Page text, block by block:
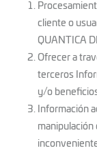
cliente o
QUANTICA
Ofrecer a
terceros
y/o
Información
manipulación